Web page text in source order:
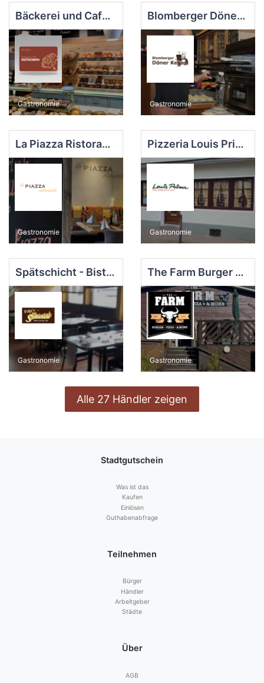
Bäckerei und Café Der Beck
Gastronomie
Blomberger Döner Kebap
Gastronomie
La Piazza Ristorante
Gastronomie
Pizzeria Louis Prima
Gastronomie
Spätschicht - Bistro|Lounge|Bar
Gastronomie
The Farm Burger & Pizza
Gastronomie
Alle 27 Händler zeigen
Stadtgutschein
Was ist das
Kaufen
Einlösen
Guthabenabfrage
Teilnehmen
Bürger
Händler
Arbeitgeber
Städte
Über
AGB